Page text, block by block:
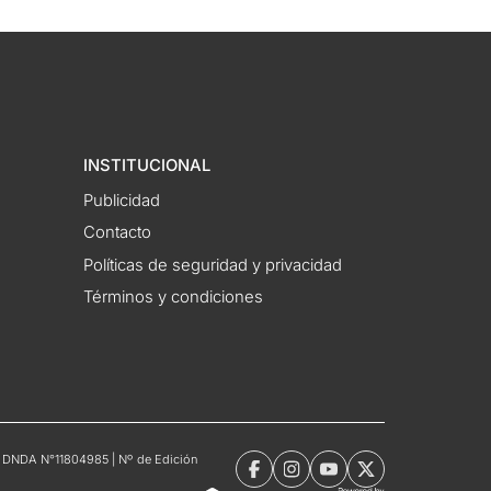
INSTITUCIONAL
Publicidad
Contacto
Políticas de seguridad y privacidad
Términos y condiciones
N°11804985 | Nº de Edición